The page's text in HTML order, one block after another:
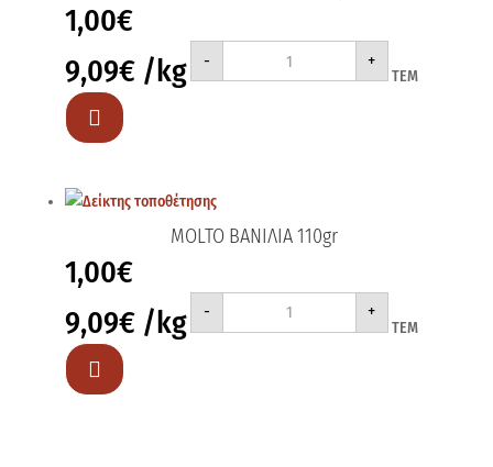
1,00€
9,09€ /kg -
MOLTO
ΚΑΚΑΟ
+
ΤΕΜ

MOLTO ΒΑΝΙΛΙΑ 110gr
1,00€
9,09€ /kg -
MOLTO
110gr
+
ΤΕΜ
